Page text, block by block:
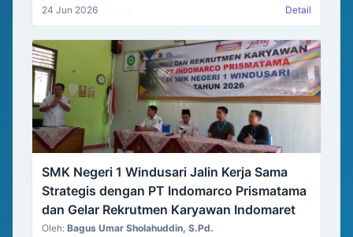
24 Jun 2026 Detail
SMK Negeri 1 Windusari Jalin Kerja Sama
Strategis dengan PT Indomarco Prismatama
dan Gelar Rekrutmen Karyawan Indomaret
Oleh: Bagus Umar Sholahuddin, S.Pd.